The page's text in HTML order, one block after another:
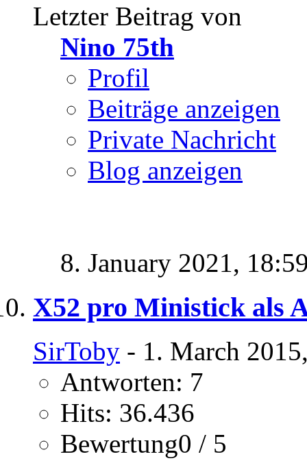
Letzter Beitrag von
Nino 75th
Profil
Beiträge anzeigen
Private Nachricht
Blog anzeigen
8. January 2021,
X52 pro Ministick als
SirToby - 1. March
Antworten: 7
Hits: 36.436
Bewertung0 / 5